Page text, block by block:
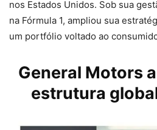
nos Estados Unidos. Sob sua
na Fórmula 1, ampliou sua
um portfólio voltado ao
General Motors
estrutura